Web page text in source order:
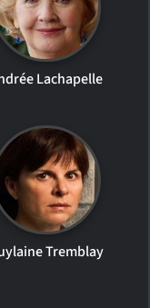
Lachapelle
Tremblay